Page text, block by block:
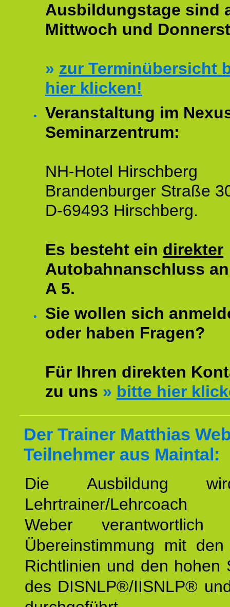
Ausbildungstage sind
Mittwoch und
» zur Terminübersicht
hier klicken!
Veranstaltung im
Seminarzentrum:
NH-Hotel Hirschberg
Brandenburger Straße
D-69493 Hirschberg.
Es besteht ein direkter
Autobahnanschluss
A 5.
Sie wollen sich
oder haben Fragen?
Für Ihren direkten
zu uns » bitte hier
Der Trainer Matthias
Teilnehmer aus Maintal:
Die Ausbildung
Lehrtrainer/Lehrcoach
Weber
Übereinstimmung mit den
Richtlinien und den hohen
des DISNLP®/IISNLP®